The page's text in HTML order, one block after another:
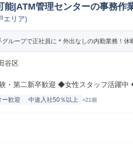
能|ATM管理センターの事務作
エリア)
グループで正社員に＊外出なしの内勤業務！
谷区
・第二新卒歓迎 ◆女性スタッフ活躍中
ー歓迎 中途入社50％以上 +21個